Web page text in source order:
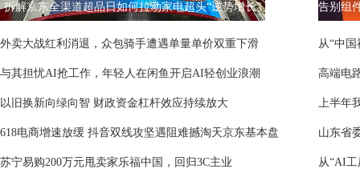
拆解京东全渠道超品日如何拉动家电超头“逆势增长”
外卖大战红利消退，众包骑手遭遇单量单价双重下滑
与其担忧AI抢工作，年轻人在闲鱼开启AI轻创业浪潮
以旧换新向绿向智 财政资金杠杆效应持续放大
618电商增速放缓 抖音双线攻坚遇阻难撼淘天京东基本盘
苏宁易购200万元甩卖家乐福中国，回归3C主业
从“中
高端电
山东省
从“AI工